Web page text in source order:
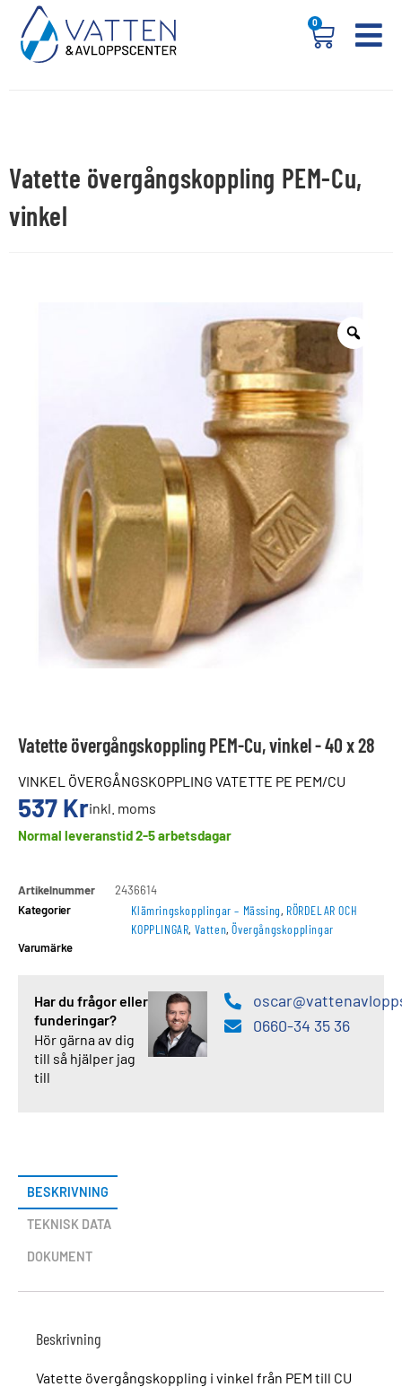
0
Vatette övergångskoppling PEM-Cu,
vinkel
Vatette övergångskoppling PEM-Cu, vinkel - 40 x 28
VINKEL ÖVERGÅNGSKOPPLING VATETTE PE PEM/CU
537 Krinkl. moms
Normal leveranstid 2-5 arbetsdagar
Artikelnummer
2436614
Kategorier
Klämringskopplingar – Mässing, RÖRDELAR OCH
KOPPLINGAR, Vatten,Övergångskopplingar
Varumärke
Har du frågor eller
funderingar?
Hör gärna av dig
till så hjälper jag
till
0660-34 35 36
BESKRIVNING
TEKNISK DATA
DOKUMENT
Beskrivning
Vatette övergångskoppling i vinkel från PEM till CU